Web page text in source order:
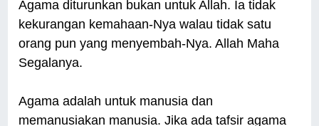
Agama diturunkan bukan untuk Allah. Ia tidak
kekurangan kemahaan-Nya walau tidak satu
orang pun yang menyembah-Nya. Allah Maha
Segalanya.
Agama adalah untuk manusia dan
memanusiakan manusia. Jika ada tafsir agama